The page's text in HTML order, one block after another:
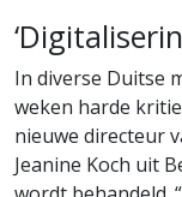
In diverse Duitse
weken harde
nieuwe directeur
Jeanine Koch uit